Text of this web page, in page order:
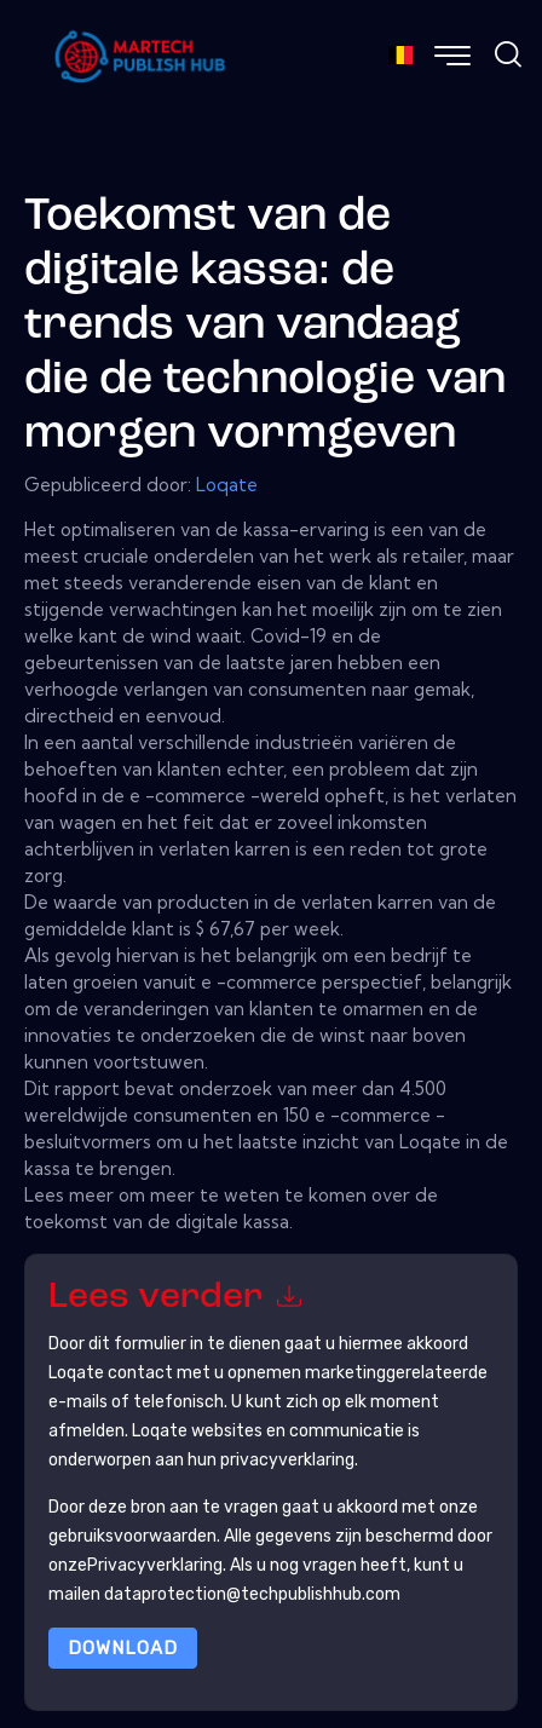
Toekomst van de
digitale kassa: de
trends van vandaag
die de technologie van
morgen vormgeven
Gepubliceerd door: Loqate
Het optimaliseren van de kassa-ervaring is een van de
meest cruciale onderdelen van het werk als retailer, maar
met steeds veranderende eisen van de klant en
stijgende verwachtingen kan het moeilijk zijn om te zien
welke kant de wind waait. Covid-19 en de
gebeurtenissen van de laatste jaren hebben een
verhoogde verlangen van consumenten naar gemak,
directheid en eenvoud.
In een aantal verschillende industrieën variëren de
behoeften van klanten echter, een probleem dat zijn
hoofd in de e -commerce -wereld opheft, is het verlaten
van wagen en het feit dat er zoveel inkomsten
achterblijven in verlaten karren is een reden tot grote
zorg.
De waarde van producten in de verlaten karren van de
gemiddelde klant is $ 67,67 per week.
Als gevolg hiervan is het belangrijk om een ​​bedrijf te
laten groeien vanuit e -commerce perspectief, belangrijk
om de veranderingen van klanten te omarmen en de
innovaties te onderzoeken die de winst naar boven
kunnen voortstuwen.
Dit rapport bevat onderzoek van meer dan 4.500
wereldwijde consumenten en 150 e -commerce -
besluitvormers om u het laatste inzicht van Loqate in de
kassa te brengen.
Lees meer om meer te weten te komen over de
toekomst van de digitale kassa.
Lees verder
Door dit formulier in te dienen gaat u hiermee akkoord
Loqate contact met u opnemen marketinggerelateerde
e-mails of telefonisch. U kunt zich op elk moment
afmelden. Loqate websites en communicatie is
onderworpen aan hun privacyverklaring.
Door deze bron aan te vragen gaat u akkoord met onze
gebruiksvoorwaarden. Alle gegevens zijn beschermd door
onzePrivacyverklaring. Als u nog vragen heeft, kunt u
mailen dataprotection@techpublishhub.com
DOWNLOAD